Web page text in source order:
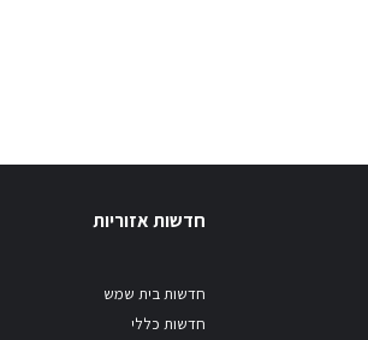
חדשות אזוריות
חדשות בית שמש
חדשות כללי